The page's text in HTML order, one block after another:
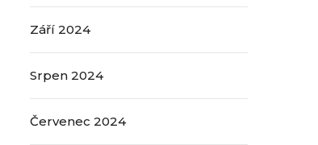
Září 2024
Srpen 2024
Červenec 2024